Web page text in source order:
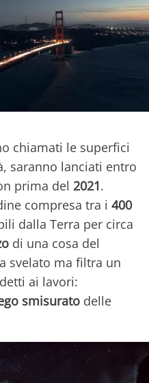
chiamati le superfici
saranno lanciati entro
prima del 2021.
compresa tra i 400
dalla Terra per circa
di una cosa del
svelato ma filtra un
ai lavori:
smisurato delle